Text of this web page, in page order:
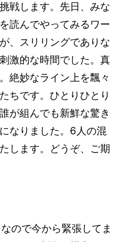
戦します。先日、みな
読んでやってみるワー
、スリリングでありな
激的な時間でした。真
絶妙なライン上を飄々
ちです。ひとりひとり
が組んでも新鮮な驚き
なりました。6人の混
します。どうぞ、ご期
ので今から緊張してま